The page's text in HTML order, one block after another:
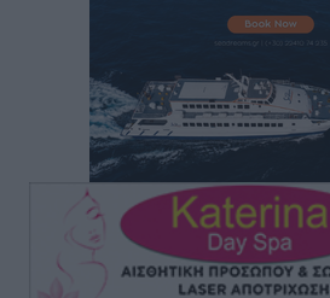
Σε κόκκινο συναγερμό επτά
Πυρκαγιάς
Ειδήσεις• πριν 4 ώρες
ΑΑΔΕ: Αυξάνονται οι
– Στο μικροσκόπιο τουριστικοί
και συναλλαγές POS
πριν 4 ώρες